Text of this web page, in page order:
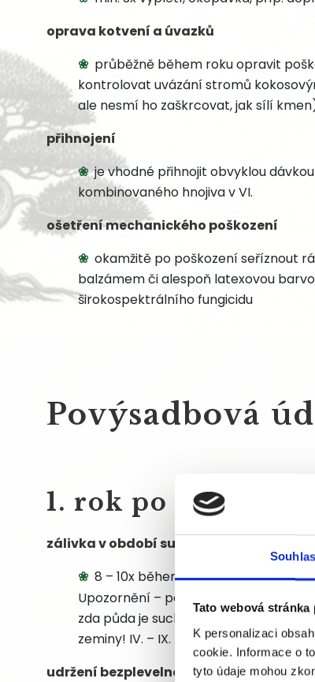
Souhlas
Tato webová
K personalizaci
cookie. Informace o
tyto údaje mohou
oprava kotvení a úvazků
průběžně během roku opravit
kontrolovat uvázání stromů
ale nesmí ho zaškrcovat, jak sílí
přihnojení
je vhodné přihnojit obvyklou
kombinovaného hnojiva v VI.
ošetření mechanického poškození
okamžitě po poškození seříznout
balzámem či alespoň latexovou
širokospektrálního fungicidu
Povýsadbová
1. rok po výsadbě
zálivka v období sucha
8 – 10x během vegetace v dávce
Upozornění – povrch mulče (kůry) se
zda půda je suchá je třeba
zeminy! IV. – IX.
udržení bezplevelnosti